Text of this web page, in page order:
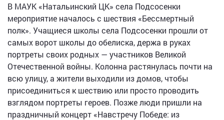
В МАУК «Натальинский ЦК» села Подсосенки
мероприятие началось с шествия «Бессмертный
полк». Учащиеся школы села Подсосенки прошли от
самых ворот школы до обелиска, держа в руках
портреты своих родных — участников Великой
Отечественной войны. Колонна растянулась почти на
всю улицу, а жители выходили из домов, чтобы
присоединиться к шествию или просто проводить
взглядом портреты героев. Позже люди пришли на
праздничный концерт «Навстречу Победе: из